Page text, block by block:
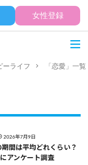
女性登録
ーライフ 「恋愛」一覧
2026年7月9日
間は平均どれくらい？
アンケート調査